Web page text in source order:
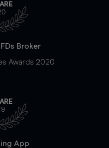
Broker
Awards 2020
App